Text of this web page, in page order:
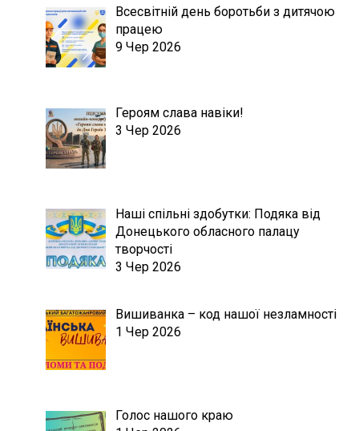
Всесвітній день боротьби з дитячою
працею
9 Чер 2026
Героям слава навіки!
3 Чер 2026
Наші спільні здобутки: Подяка від
Донецького обласного палацу
творчості
3 Чер 2026
Вишиванка – код нашої незламності
1 Чер 2026
Голос нашого краю